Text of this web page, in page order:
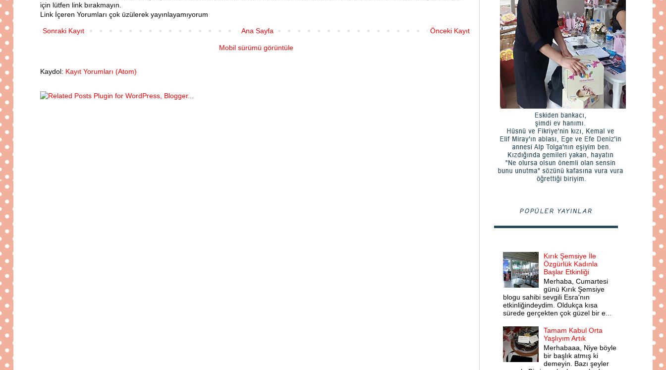
için lütfen link bırakmayın.
Link İçeren Yorumları çok üzülerek yayınlayamıyorum
Sonraki Kayıt Önceki Kayıt
Ana Sayfa
Mobil sürümü görüntüle
Kaydol: Kayıt Yorumları (Atom)
POPÜLER YAYINLAR
Kırık Şemsiye İle
Özgürlük Kadınla
Başlar Etkinliği
Merhaba, Cumartesi
günü Kırık Şemsiye
blogu sahibi sevgili Esra'nın
etkinliğindeydim. Oldukça kısa
sürede gerçekten çok güzel bir e...
Tamam Kabul Orta
Yaşlıyım Artık
Merhabaaa, Niye böyle
bir başlık atmış ki
demeyin. Bazı şeyler